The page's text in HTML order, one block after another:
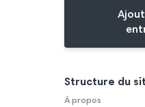
Structure du
À propos